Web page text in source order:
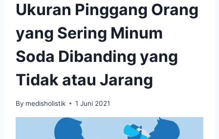
Ukuran Pinggang Orang
yang Sering Minum
Soda Dibanding yang
Tidak atau Jarang
By medisholistik 1 Juni 2021